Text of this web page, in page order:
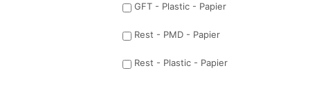
GFT - Plastic - Papier
Rest - PMD - Papier
Rest - Plastic - Papier